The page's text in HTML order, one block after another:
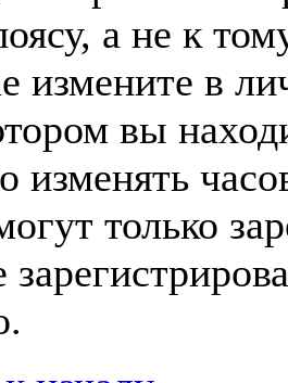
а не к
измените в
вы
изменять
только